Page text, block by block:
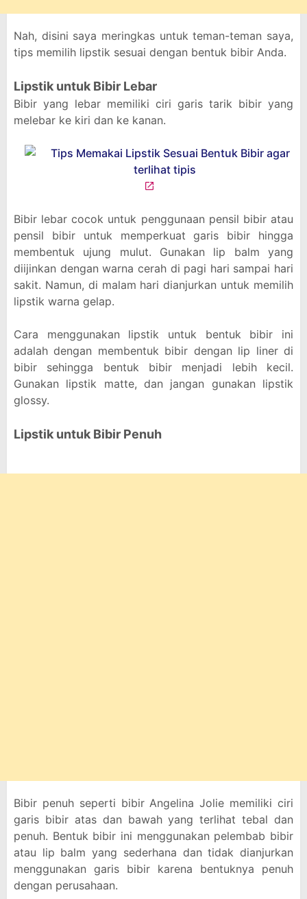
Nah, disini saya meringkas untuk teman-teman saya,
tips memilih lipstik sesuai dengan bentuk bibir Anda.
Lipstik untuk Bibir Lebar
Bibir yang lebar memiliki ciri garis tarik bibir yang
melebar ke kiri dan ke kanan.
Bibir lebar cocok untuk penggunaan pensil bibir atau
pensil bibir untuk memperkuat garis bibir hingga
membentuk ujung mulut. Gunakan lip balm yang
diijinkan dengan warna cerah di pagi hari sampai hari
sakit. Namun, di malam hari dianjurkan untuk memilih
lipstik warna gelap.
Cara menggunakan lipstik untuk bentuk bibir ini
adalah dengan membentuk bibir dengan lip liner di
bibir sehingga bentuk bibir menjadi lebih kecil.
Gunakan lipstik matte, dan jangan gunakan lipstik
glossy.
Lipstik untuk Bibir Penuh
Bibir penuh seperti bibir Angelina Jolie memiliki ciri
garis bibir atas dan bawah yang terlihat tebal dan
penuh. Bentuk bibir ini menggunakan pelembab bibir
atau lip balm yang sederhana dan tidak dianjurkan
menggunakan garis bibir karena bentuknya penuh
dengan perusahaan.